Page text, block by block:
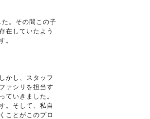
。その間この子
在していたよう
。
かし、スタッフ
ァシリを担当す
ていきました。
。そして、私自
ことがこのプロ